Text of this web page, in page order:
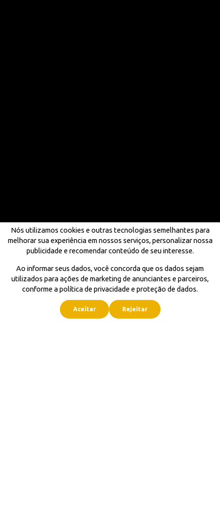
Nós utilizamos cookies e outras tecnologias semelhantes para
melhorar sua experiência em nossos serviços, personalizar nossa
publicidade e recomendar conteúdo de seu interesse.
Ao informar seus dados, você concorda que os dados sejam
utilizados para ações de marketing de anunciantes e parceiros,
conforme a política de privacidade e proteção de dados.
Aceitar Rejeitar